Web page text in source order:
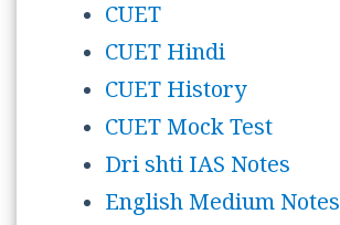
CUET
CUET Hindi
CUET History
CUET Mock Test
Dri shti IAS Notes
English Medium Notes